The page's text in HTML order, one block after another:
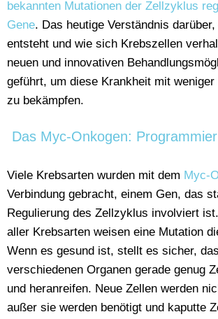
bekannten Mutationen der Zellzyklus
Gene. Das heutige Verständnis
entsteht und wie sich Krebszellen
neuen und innovativen
geführt, um diese Krankheit mit weniger
zu bekämpfen.
Das Myc-Onkogen:
Viele Krebsarten wurden mit dem Myc-
Verbindung gebracht, einem Gen, das
Regulierung des Zellzyklus involviert
aller Krebsarten weisen eine Mutation
Wenn es gesund ist, stellt es sicher,
verschiedenen Organen gerade genug
und heranreifen. Neue Zellen werden
außer sie werden benötigt und kaputte